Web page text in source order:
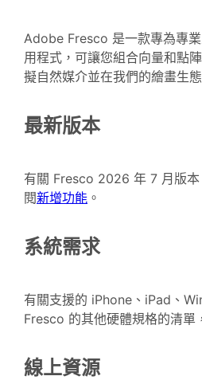
Adobe Fresco 是一款專為專
用程式，可讓您組合向量和點
擬自然媒介並在我們的繪畫生
最新版本
有關 Fresco 2026 年 7 月版
閱新增功能 。
系統需求
有關支援的 iPhone、iPad、
Fresco 的其他硬體規格的清單
線上資源